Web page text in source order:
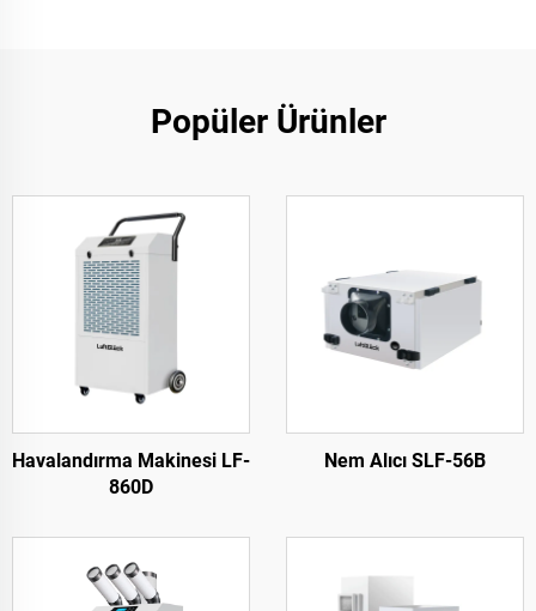
Popüler Ürünler
Havalandırma Makinesi LF-
860D
Nem Alıcı SLF-56B